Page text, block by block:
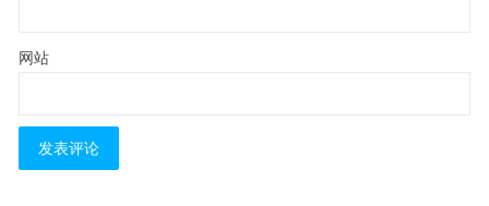
网站